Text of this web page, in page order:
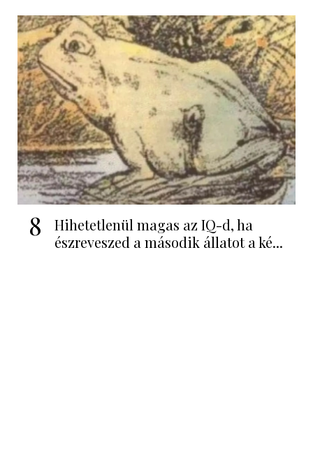
8
Hihetetlenül magas az IQ-d, ha
észreveszed a második állatot a ké...